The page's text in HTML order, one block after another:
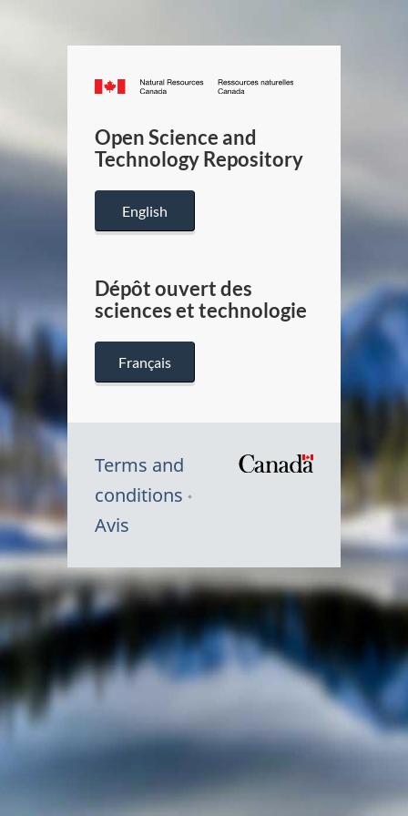
Canada.ca
/
Canada
Open Science and
Technology Repository
English
Dépôt ouvert des
sciences et technologie
Français
Terms and
conditions
Avis
Symbole
du
Canada